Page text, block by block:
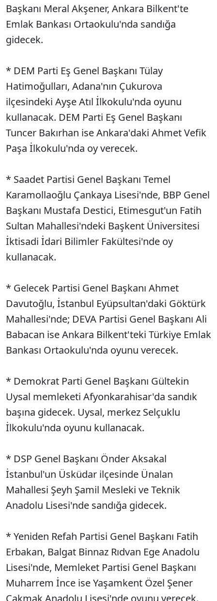
Başkanı Meral Akşener, Ankara Bilkent'te
Emlak Bankası Ortaokulu'nda sandığa
gidecek.
* DEM Parti Eş Genel Başkanı Tülay
Hatimoğulları, Adana'nın Çukurova
ilçesindeki Ayşe Atıl İlkokulu'nda oyunu
kullanacak. DEM Parti Eş Genel Başkanı
Tuncer Bakırhan ise Ankara'daki Ahmet Vefik
Paşa İlkokulu'nda oy verecek.
* Saadet Partisi Genel Başkanı Temel
Karamollaoğlu Çankaya Lisesi'nde, BBP Genel
Başkanı Mustafa Destici, Etimesgut'un Fatih
Sultan Mahallesi'ndeki Başkent Üniversitesi
İktisadi İdari Bilimler Fakültesi'nde oy
kullanacak.
* Gelecek Partisi Genel Başkanı Ahmet
Davutoğlu, İstanbul Eyüpsultan'daki Göktürk
Mahallesi'nde; DEVA Partisi Genel Başkanı Ali
Babacan ise Ankara Bilkent'teki Türkiye Emlak
Bankası Ortaokulu'nda oyunu verecek.
* Demokrat Parti Genel Başkanı Gültekin
Uysal memleketi Afyonkarahisar'da sandık
başına gidecek. Uysal, merkez Selçuklu
İlkokulu'nda oyunu kullanacak.
* DSP Genel Başkanı Önder Aksakal
İstanbul'un Üsküdar ilçesinde Ünalan
Mahallesi Şeyh Şamil Mesleki ve Teknik
Anadolu Lisesi'nde sandığa gidecek.
* Yeniden Refah Partisi Genel Başkanı Fatih
Erbakan, Balgat Binnaz Rıdvan Ege Anadolu
Lisesi'nde, Memleket Partisi Genel Başkanı
Muharrem İnce ise Yaşamkent Özel Şener
Çakmak Anadolu Lisesi'nde oyunu verecek.